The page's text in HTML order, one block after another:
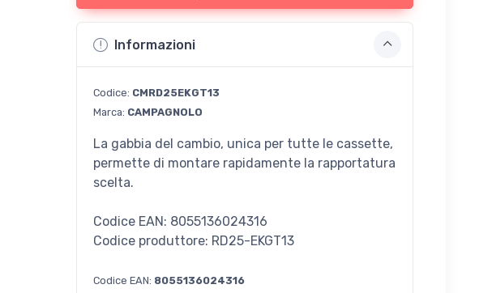
Informazioni
Codice: CMRD25EKGT13
Marca: CAMPAGNOLO
La gabbia del cambio, unica per tutte le cassette,
permette di montare rapidamente la rapportatura
scelta.
Codice EAN: 8055136024316
Codice produttore: RD25-EKGT13
Codice EAN: 8055136024316